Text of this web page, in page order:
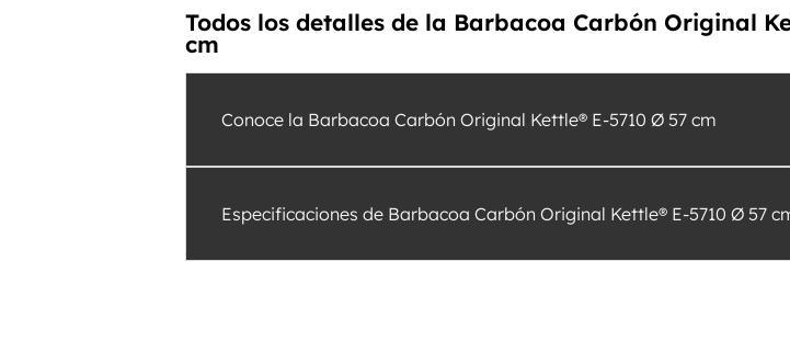
Todos los detalles de la Barbacoa Carbón Original
cm
Conoce la Barbacoa Carbón Original Kettle® E-5710 Ø 57 cm
Especificaciones de Barbacoa Carbón Original Kettle® E-5710 Ø 57